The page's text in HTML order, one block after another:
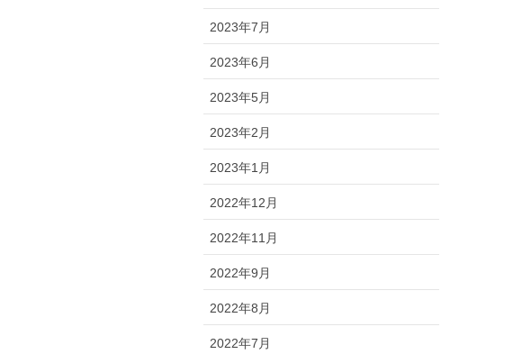
2023年7月
2023年6月
2023年5月
2023年2月
2023年1月
2022年12月
2022年11月
2022年9月
2022年8月
2022年7月